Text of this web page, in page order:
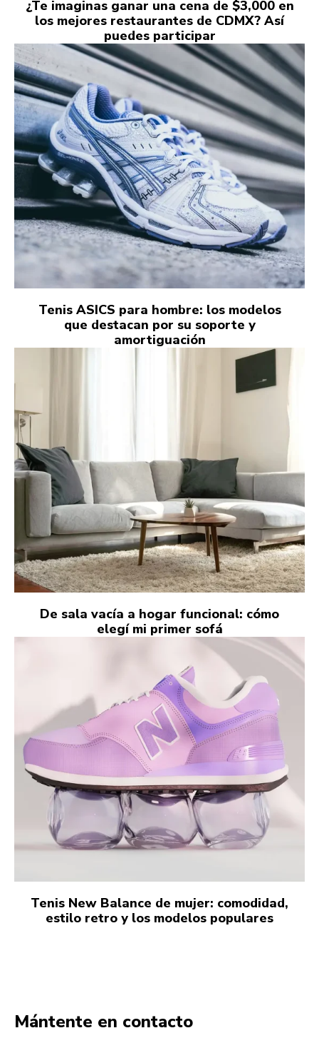
¿Te imaginas ganar una cena de $3,000 en
los mejores restaurantes de CDMX? Así
puedes participar
Tenis ASICS para hombre: los modelos
que destacan por su soporte y
amortiguación
De sala vacía a hogar funcional: cómo
elegí mi primer sofá
Tenis New Balance de mujer: comodidad,
estilo retro y los modelos populares
Mántente en contacto